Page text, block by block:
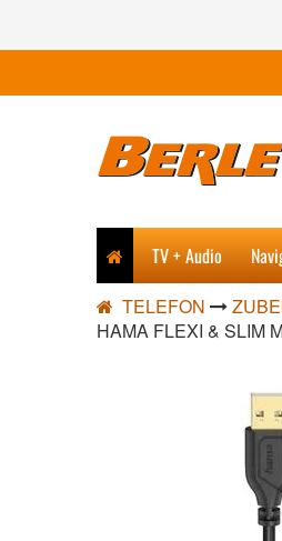
TV + Audio
TELEFON
HAMA FLEXI & SLIM